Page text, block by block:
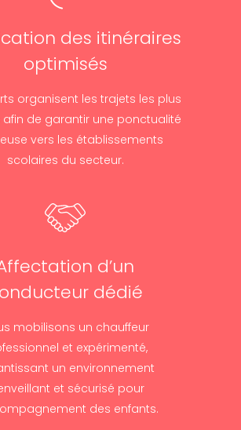
des itinéraires
optimisés
organisent les trajets les plus
afin de garantir une ponctualité
vers les établissements
scolaires du secteur.
d’un
dédié
mobilisons un chauffeur
et expérimenté,
un environnement
et sécurisé pour
des enfants.